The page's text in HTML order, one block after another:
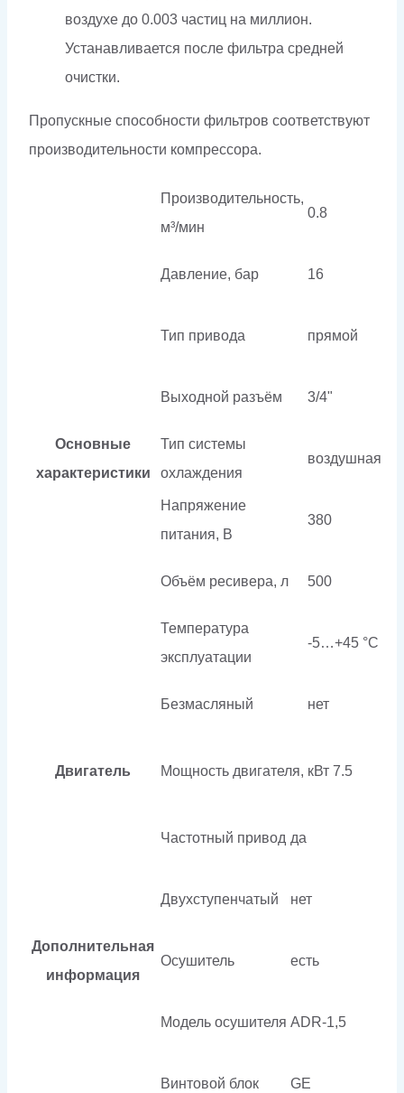
воздухе до 0.003 частиц на миллион.
Устанавливается после фильтра средней
очистки.
Пропускные способности фильтров соответствуют
производительности компрессора.
Основные
характеристики
Производительность,
м³/мин
0.8
Давление, бар 16
Тип привода прямой
Выходной разъём 3/4"
Тип системы
охлаждения
воздушная
Напряжение
питания, В
380
Объём ресивера, л 500
Температура
эксплуатации
-5…+45 °C
Безмасляный нет
Двигатель Мощность двигателя, кВт 7.5
Дополнительная
информация
Частотный привод да
Двухступенчатый нет
Осушитель есть
Модель осушителя ADR-1,5
Винтовой блок GE